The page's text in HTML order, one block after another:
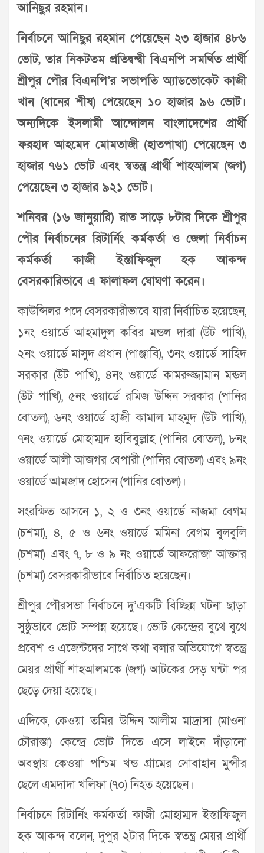
আনিছুর রহমান।
নির্বাচনে আনিছুর রহমান পেয়েছেন ২৩ হাজার ৪৮৬
ভোট, তার নিকটতম প্রতিদ্বন্দ্বী বিএনপি সমর্থিত প্রার্থী
শ্রীপুর পৌর বিএনপি’র সভাপতি অ্যাডভোকেট কাজী
খান (ধানের শীষ) পেয়েছেন ১০ হাজার ৯৬ ভোট।
অন্যদিকে ইসলামী আন্দোলন বাংলাদেশের প্রার্থী
ফরহাদ আহমেদ মোমতাজী (হাতপাখা) পেয়েছেন ৩
হাজার ৭৬১ ভোট এবং স্বতন্ত্র প্রার্থী শাহআলম (জগ)
পেয়েছেন ৩ হাজার ৯২১ ভোট।
শনিবর (১৬ জানুয়ারি) রাত সাড়ে ৮টার দিকে শ্রীপুর
পৌর নির্বাচনের রিটার্নিং কর্মকর্তা ও জেলা নির্বাচন
কর্মকর্তা কাজী ইস্তাফিজুল হক আকন্দ
বেসরকারিভাবে এ ফালাফল ঘোঘণা করেন।
কাউন্সিলর পদে বেসরকারীভাবে যারা নির্বাচিত হয়েছেন,
১নং ওয়ার্ডে আহমাদুল কবির মন্ডল দারা (উট পাখি),
২নং ওয়ার্ডে মাসুদ প্রধান (পাঞ্জাবি), ৩নং ওয়ার্ডে সাহিদ
সরকার (উট পাখি), ৪নং ওয়ার্ডে কামরুজ্জামান মন্ডল
(উট পাখি), ৫নং ওয়ার্ডে রমিজ উদ্দিন সরকার (পানির
বোতল), ৬নং ওয়ার্ডে হাজী কামাল মাহমুদ (উট পাখি),
৭নং ওয়ার্ডে মোহাম্মদ হাবিবুল্লাহ (পানির বোতল), ৮নং
ওয়ার্ডে আলী আজগর বেপারী (পানির বোতল) এবং ৯নং
ওয়ার্ডে আমজাদ হোসেন (পানির বোতল)।
সংরক্ষিত আসনে ১, ২ ও ৩নং ওয়ার্ডে নাজমা বেগম
(চশমা), ৪, ৫ ও ৬নং ওয়ার্ডে মমিনা বেগম বুলবুলি
(চশমা) এবং ৭, ৮ ও ৯ নং ওয়ার্ডে আফরোজা আক্তার
(চশমা) বেসরকারীভাবে নির্বাচিত হয়েছেন।
শ্রীপুর পৌরসভা নির্বাচনে দু’একটি বিচ্ছিন্ন ঘটনা ছাড়া
সুষ্ঠুভাবে ভোট সম্পন্ন হয়েছে। ভোট কেন্দ্রের বুথে বুথে
প্রবেশ ও এজেন্টদের সাথে কথা বলার অভিযোগে স্বতন্ত্র
মেয়র প্রার্থী শাহআলমকে (জগ) আটকের দেড় ঘন্টা পর
ছেড়ে দেয়া হয়েছে।
এদিকে, কেওয়া তমির উদ্দিন আলীম মাদ্রাসা (মাওনা
চৌরাস্তা) কেন্দ্রে ভোট দিতে এসে লাইনে দাঁড়ানো
অবস্থায় কেওয়া পশ্চিম খন্ড গ্রামের সোবাহান মুন্সীর
ছেলে এমদাদা খলিফা (৭০) নিহত হয়েছেন।
নির্বাচনে রিটার্নিং কর্মকর্তা কাজী মোহাম্মদ ইস্তাফিজুল
হক আকন্দ বলেন, দুপুর ২টার দিকে স্বতন্ত্র মেয়র প্রার্থী